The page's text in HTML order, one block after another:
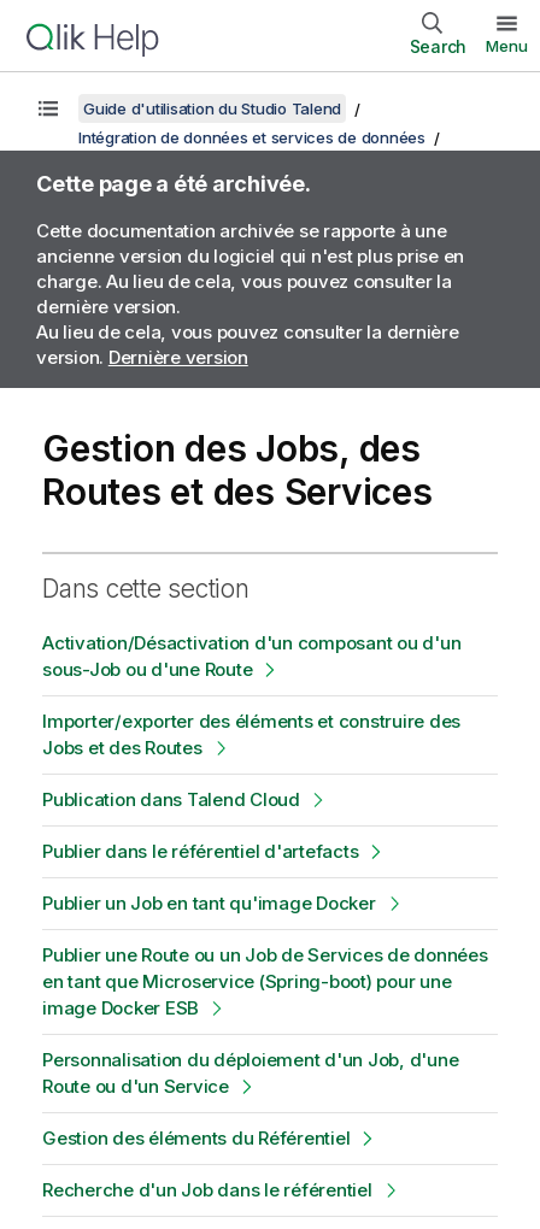
Search Menu
Guide d'utilisation du Studio Talend
Intégration de données et services de données
Cette page a été archivée.
Cette documentation archivée se rapporte à une
ancienne version du logiciel qui n'est plus prise en
charge. Au lieu de cela, vous pouvez consulter la
dernière version.
Au lieu de cela, vous pouvez consulter la dernière
version. Dernière version
Gestion des Jobs, des
Routes et des Services
Dans cette section
Activation/Désactivation d'un composant ou d'un
sous-Job ou d'une Route
Importer/exporter des éléments et construire des
Jobs et des Routes
Publication dans Talend Cloud
Publier dans le référentiel d'artefacts
Publier un Job en tant qu'image Docker
Publier une Route ou un Job de Services de données
en tant que Microservice (Spring-boot) pour une
image Docker ESB
Personnalisation du déploiement d'un Job, d'une
Route ou d'un Service
Gestion des éléments du Référentiel
Recherche d'un Job dans le référentiel